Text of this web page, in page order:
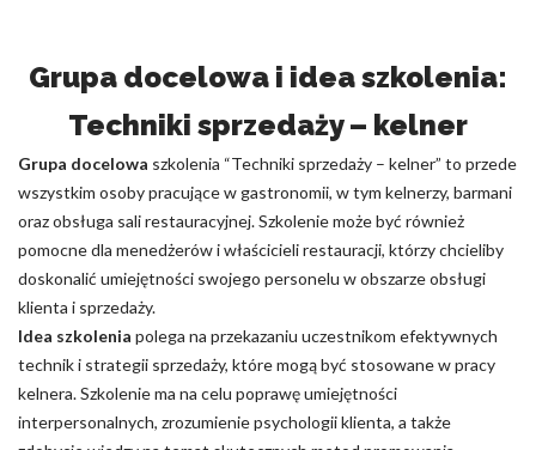
Grupa docelowa i idea szkolenia:
Techniki sprzedaży – kelner
Grupa docelowa szkolenia “Techniki sprzedaży – kelner” to przede
wszystkim osoby pracujące w gastronomii, w tym kelnerzy, barmani
oraz obsługa sali restauracyjnej. Szkolenie może być również
pomocne dla menedżerów i właścicieli restauracji, którzy chcieliby
doskonalić umiejętności swojego personelu w obszarze obsługi
klienta i sprzedaży.
Idea szkolenia polega na przekazaniu uczestnikom efektywnych
technik i strategii sprzedaży, które mogą być stosowane w pracy
kelnera. Szkolenie ma na celu poprawę umiejętności
interpersonalnych, zrozumienie psychologii klienta, a także